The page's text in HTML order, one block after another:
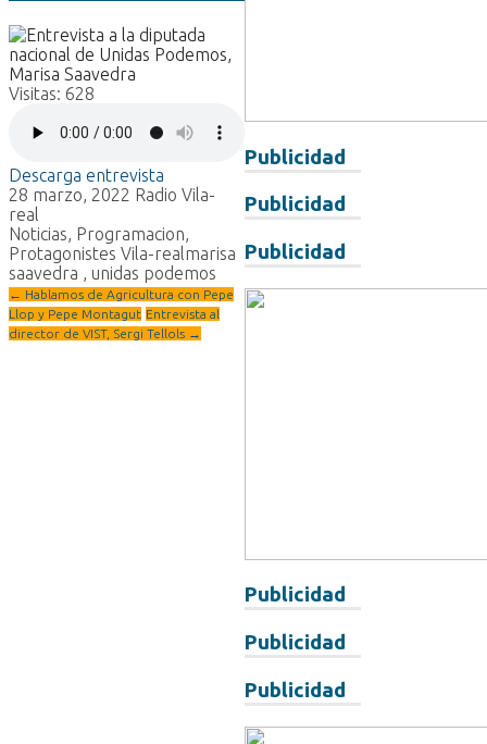
Publicidad
Publicidad
Publicidad
Publicidad
Publicidad
Publicidad
Visitas: 628
Descarga entrevista
28 marzo, 2022 Radio Vila-
real
Noticias, Programacion,
Protagonistes Vila-realmarisa
saavedra , unidas podemos
← Hablamos de Agricultura con Pepe
Llop y Pepe Montagut Entrevista al
director de VIST, Sergi Tellols →